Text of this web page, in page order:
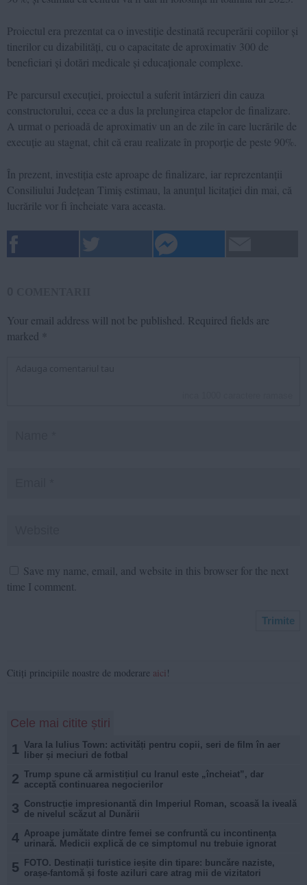
Proiectul era prezentat ca o investiție destinată recuperării copiilor și
tinerilor cu dizabilități, cu o capacitate de aproximativ 300 de
beneficiari și dotări medicale și educaționale complexe.
Pe parcursul execuției, proiectul a suferit întârzieri din cauza
constructorului, ceea ce a dus la prelungirea etapelor de finalizare.
A urmat o perioadă de aproximativ un an de zile în care lucrările de
execuție au stagnat, chit că erau realizate în proporție de peste 90%.
În prezent, investiția este aproape de finalizare, iar reprezentanții
Consiliului Județean Timiș estimau, la anunțul licitației din mai, că
lucrările vor fi încheiate vara aceasta.
Your email address will not be published. Required fields are
marked *
Save my name, email, and website in this browser for the next
time I comment.
Citiți principiile noastre de moderare aici !
Cele mai citite știri
1 Vara la Iulius Town: activități pentru copii, seri de film în aer
liber și meciuri de fotbal
2 Trump spune că armistițiul cu Iranul este „încheiat”, dar
acceptă continuarea negocierilor
3 Construcție impresionantă din Imperiul Roman, scoasă la iveală
de nivelul scăzut al Dunării
4 Aproape jumătate dintre femei se confruntă cu incontinența
urinară. Medicii explică de ce simptomul nu trebuie ignorat
5
FOTO. Destinații turistice ieșite din tipare: buncăre naziste,
orașe-fantomă și foste aziluri care atrag mii de vizitatori